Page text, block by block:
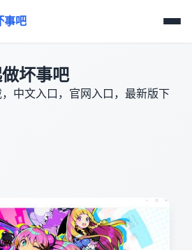
事吧
坏事吧
中文入口，官网入口，最新版下